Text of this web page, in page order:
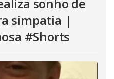
sonho de
simpatia |
#Shorts